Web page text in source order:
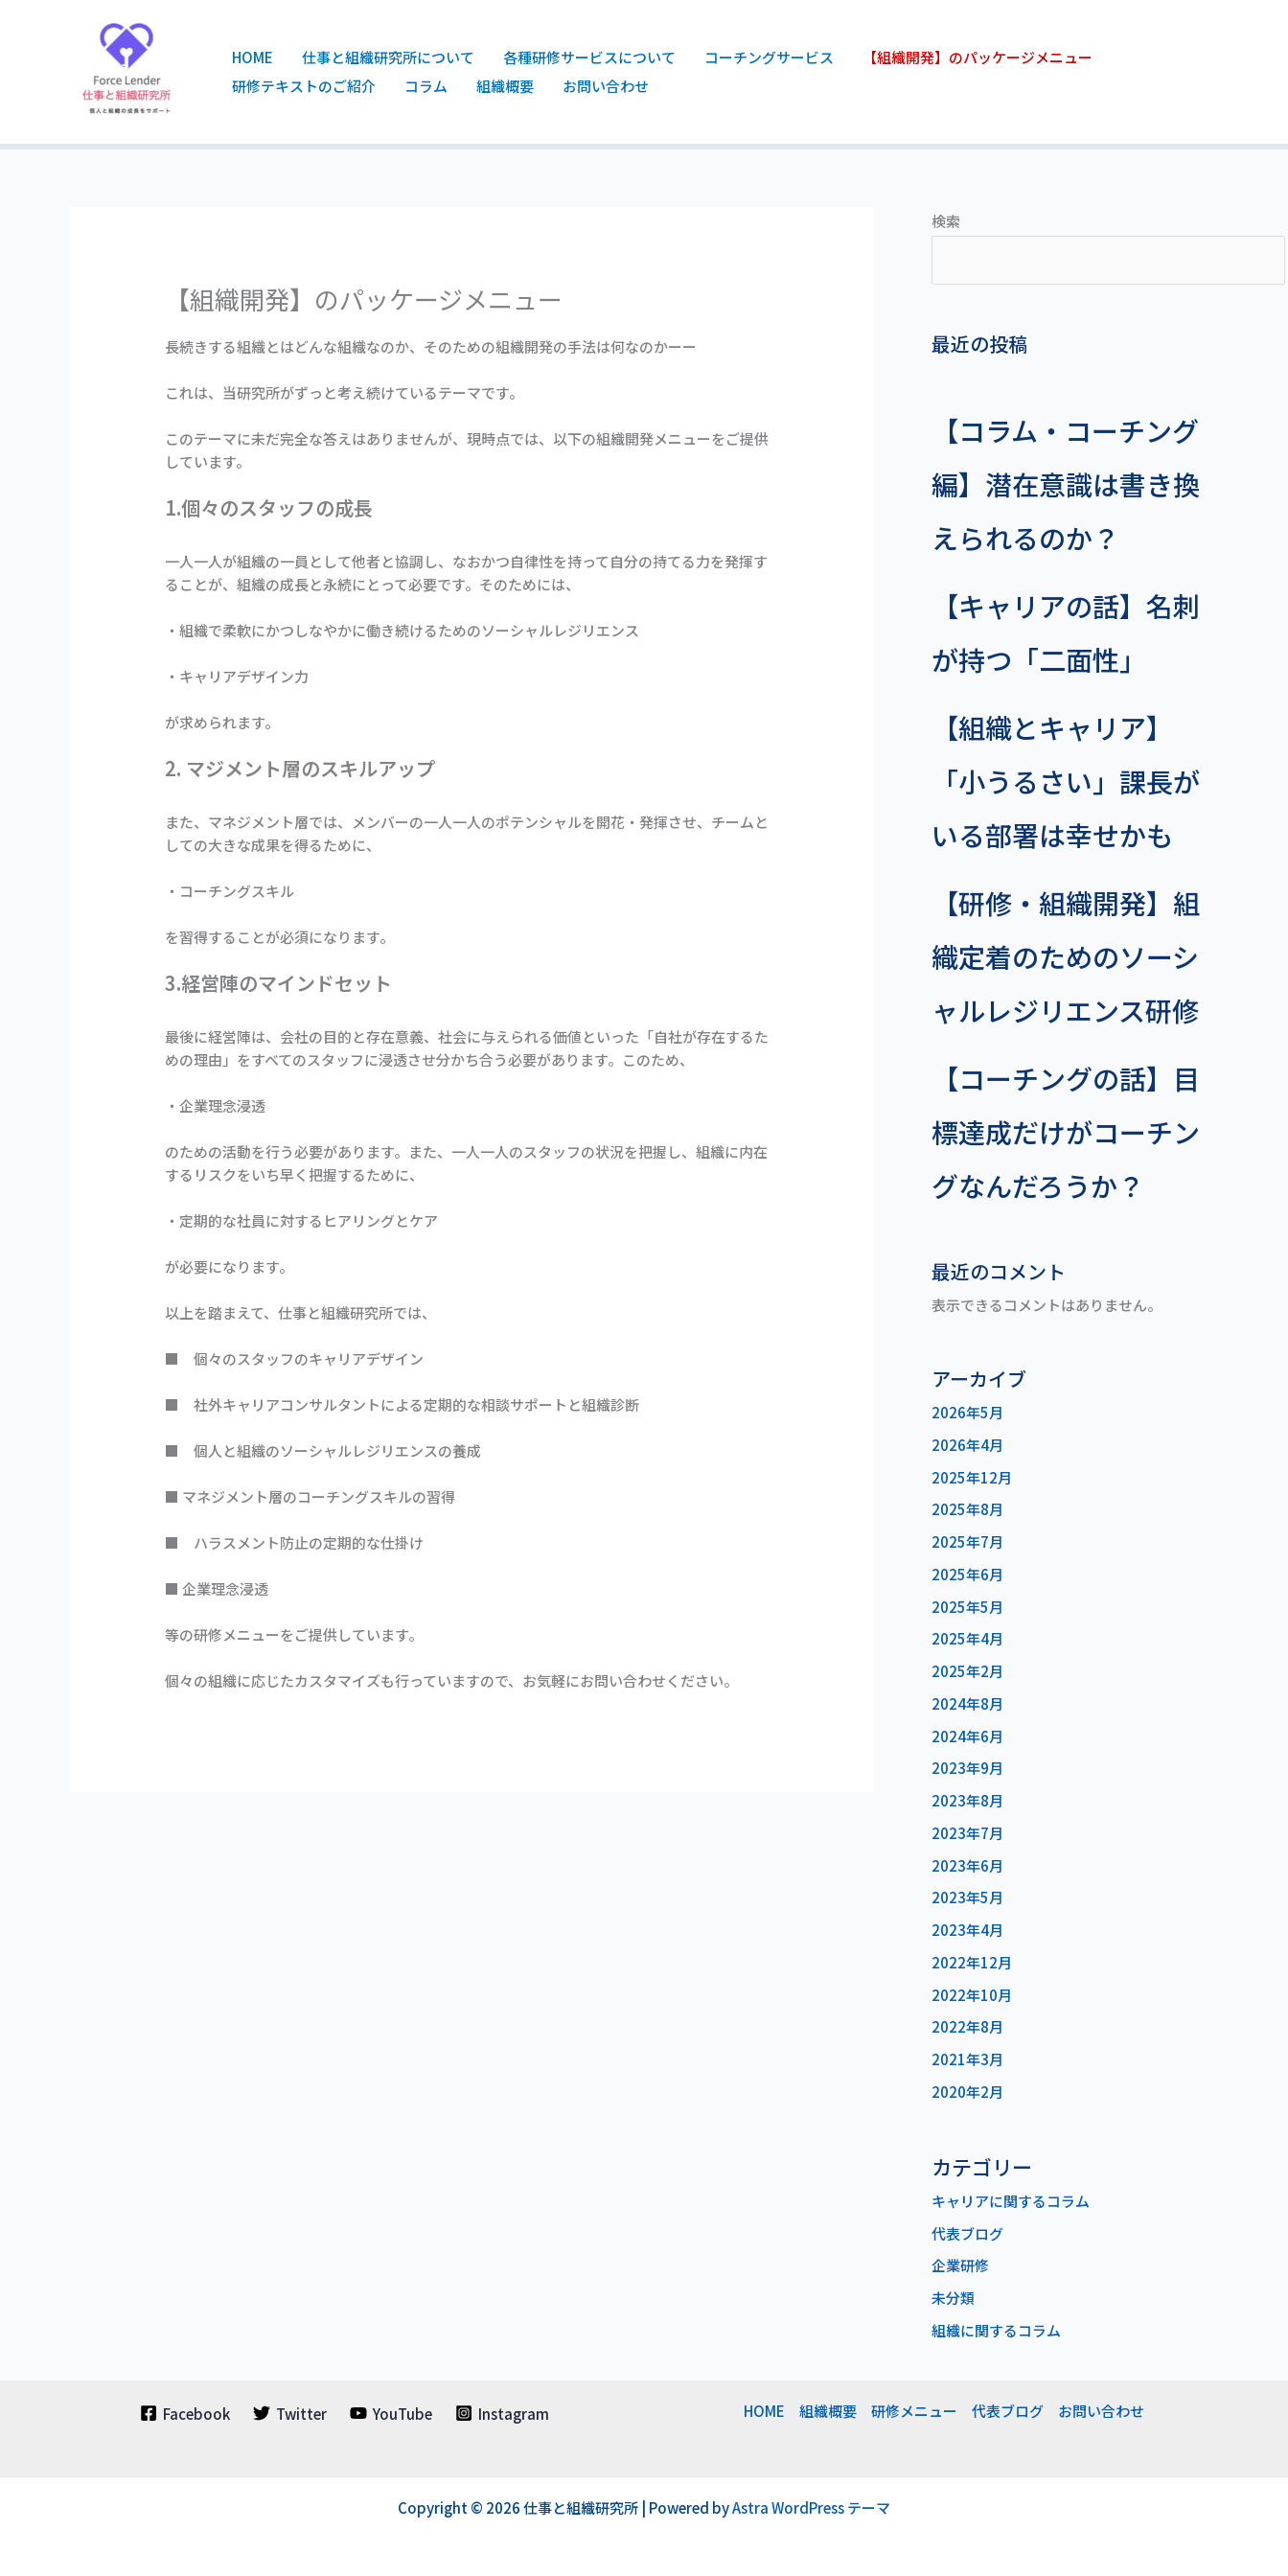
プ
HOME 仕事と組織研究所について 各種研修サービスについて コーチングサービス
【組織開発】のパッケージメニュー
研修テキストのご紹介
コラム 組織概要 お問い合わせ
【組織開発】のパッケージメニュー
長続きする組織とはどんな組織なのか、そのための組織開発の手法は何なのかーー
これは、当研究所がずっと考え続けているテーマです。
このテーマに未だ完全な答えはありませんが、現時点では、以下の組織開発メニューをご提供
しています。
1.個々のスタッフの成長
一人一人が組織の一員として他者と協調し、なおかつ自律性を持って自分の持てる力を発揮す
ることが、組織の成長と永続にとって必要です。そのためには、
・組織で柔軟にかつしなやかに働き続けるためのソーシャルレジリエンス
・キャリアデザイン力
が求められます。
2. マジメント層のスキルアップ
また、マネジメント層では、メンバーの一人一人のポテンシャルを開花・発揮させ、チームと
しての大きな成果を得るために、
・コーチングスキル
を習得することが必須になります。
3.経営陣のマインドセット
最後に経営陣は、会社の目的と存在意義、社会に与えられる価値といった「自社が存在するた
めの理由」をすべてのスタッフに浸透させ分かち合う必要があります。このため、
・企業理念浸透
のための活動を行う必要があります。また、一人一人のスタッフの状況を把握し、組織に内在
するリスクをいち早く把握するために、
・定期的な社員に対するヒアリングとケア
が必要になります。
以上を踏まえて、仕事と組織研究所では、
■ 個々のスタッフのキャリアデザイン
■ 社外キャリアコンサルタントによる定期的な相談サポートと組織診断
■ 個人と組織のソーシャルレジリエンスの養成
■ マネジメント層のコーチングスキルの習得
■ ハラスメント防止の定期的な仕掛け
■ 企業理念浸透
等の研修メニューをご提供しています。
個々の組織に応じたカスタマイズも行っていますので、お気軽にお問い合わせください。
検索
最近の投稿
【コラム・コーチング
編】潜在意識は書き換
えられるのか？
【キャリアの話】名刺
が持つ「二面性」
【組織とキャリア】
「小うるさい」課長が
いる部署は幸せかも
【研修・組織開発】組
織定着のためのソーシ
ャルレジリエンス研修
【コーチングの話】目
標達成だけがコーチン
グなんだろうか？
最近のコメント
表示できるコメントはありません。
アーカイブ
2026年5月
2026年4月
2025年12月
2025年8月
2025年7月
2025年6月
2025年5月
2025年4月
2025年2月
2024年8月
2024年6月
2023年9月
2023年8月
2023年7月
2023年6月
2023年5月
2023年4月
2022年12月
2022年10月
2022年8月
2021年3月
2020年2月
カテゴリー
キャリアに関するコラム
代表ブログ
企業研修
未分類
組織に関するコラム
Facebook Twitter YouTube Instagram HOME 組織概要 研修メニュー 代表ブログ お問い合わせ
Copyright © 2026 仕事と組織研究所 | Powered byAstra WordPress テーマ